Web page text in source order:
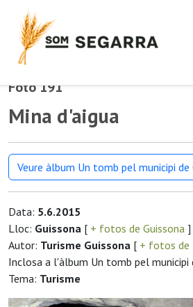
Foto 191
Mina d'aigua
Veure àlbum Un tomb pel municipi de
Data: 5.6.2015
Lloc: Guissona [ + fotos de Guissona ]
Autor: Turisme Guissona [ + fotos de
Inclosa a l'àlbum Un tomb pel municipi
Tema: Turisme